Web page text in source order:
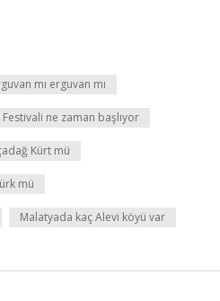
mı erguvan mı
ne zaman başlıyor
Kürt mü
mü
Malatyada kaç Alevi köyü var